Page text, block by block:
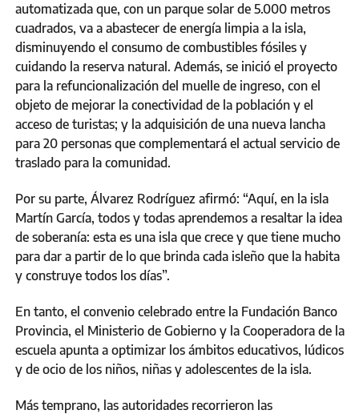
automatizada que, con un parque solar de 5.000 metros
cuadrados, va a abastecer de energía limpia a la isla,
disminuyendo el consumo de combustibles fósiles y
cuidando la reserva natural. Además, se inició el proyecto
para la refuncionalización del muelle de ingreso, con el
objeto de mejorar la conectividad de la población y el
acceso de turistas; y la adquisición de una nueva lancha
para 20 personas que complementará el actual servicio de
traslado para la comunidad.
Por su parte, Álvarez Rodríguez afirmó: “Aquí, en la isla
Martín García, todos y todas aprendemos a resaltar la idea
de soberanía: esta es una isla que crece y que tiene mucho
para dar a partir de lo que brinda cada isleño que la habita
y construye todos los días”.
En tanto, el convenio celebrado entre la Fundación Banco
Provincia, el Ministerio de Gobierno y la Cooperadora de la
escuela apunta a optimizar los ámbitos educativos, lúdicos
y de ocio de los niños, niñas y adolescentes de la isla.
Más temprano, las autoridades recorrieron las